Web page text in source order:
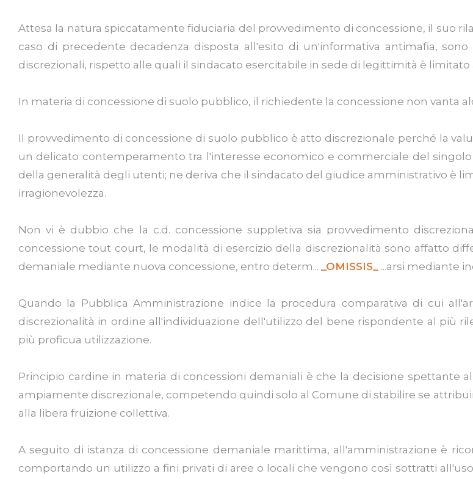
Attesa la natura spiccatamente fiduciaria del provvedimento di concessione, il suo
caso di precedente decadenza disposta all'esito di un'informativa antimafia,
discrezionali, rispetto alle quali il sindacato esercitabile in sede di legittimità è limitato
In materia di concessione di suolo pubblico, il richiedente la concessione non vanta
Il provvedimento di concessione di suolo pubblico è atto discrezionale perché la
un delicato contemperamento tra l'interesse economico e commerciale del
della generalità degli utenti; ne deriva che il sindacato del giudice amministrativo è
irragionevolezza.
Non vi è dubbio che la c.d. concessione suppletiva sia provvedimento
concessione tout court, le modalità di esercizio della discrezionalità sono affatto
demaniale mediante nuova concessione, entro determ...
_OMISSIS_ ...arsi mediante
Quando la Pubblica Amministrazione indice la procedura comparativa di cui
discrezionalità in ordine all'individuazione dell'utilizzo del bene rispondente al più
più proficua utilizzazione.
Principio cardine in materia di concessioni demaniali è che la decisione spettante
ampiamente discrezionale, competendo quindi solo al Comune di stabilire se
alla libera fruizione collettiva.
A seguito di istanza di concessione demaniale marittima, all'amministrazione è
comportando un utilizzo a fini privati di aree o locali che vengono così sottratti